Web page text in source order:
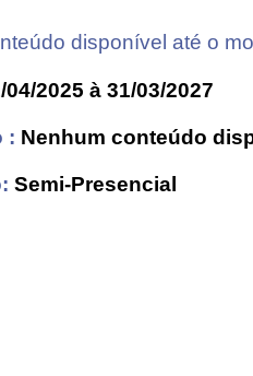
disponível até o
04/2025 à 31/03/2027
: Nenhum conteúdo
Semi-Presencial